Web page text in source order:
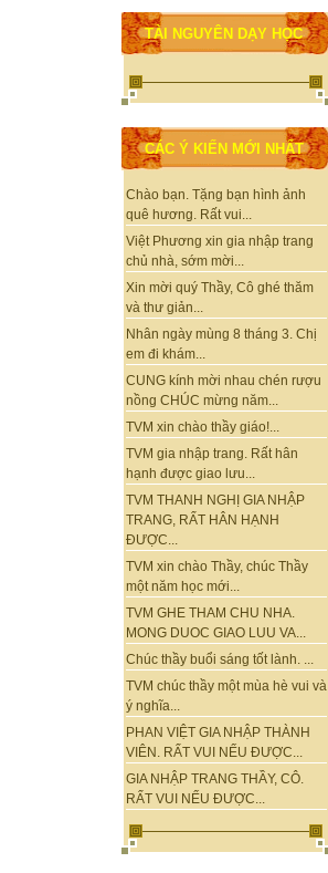
TÀI NGUYÊN DẠY HỌC
CÁC Ý KIẾN MỚI NHẤT
Chào bạn. Tặng bạn hình ảnh
quê hương. Rất vui...
Việt Phương xin gia nhập trang
chủ nhà, sớm mời...
Xin mời quý Thầy, Cô ghé thăm
và thư giản...
Nhân ngày mùng 8 tháng 3. Chị
em đi khám...
CUNG kính mời nhau chén rượu
nồng CHÚC mừng năm...
TVM xin chào thầy giáo!...
TVM gia nhập trang. Rất hân
hạnh được giao lưu...
TVM THANH NGHỊ GIA NHẬP
TRANG, RẤT HÂN HẠNH
ĐƯỢC...
TVM xin chào Thầy, chúc Thầy
một năm học mới...
TVM GHE THAM CHU NHA.
MONG DUOC GIAO LUU VA...
Chúc thầy buổi sáng tốt lành. ...
TVM chúc thầy một mùa hè vui và
ý nghĩa...
PHAN VIỆT GIA NHẬP THÀNH
VIÊN. RẤT VUI NẾU ĐƯỢC...
GIA NHẬP TRANG THẦY, CÔ.
RẤT VUI NẾU ĐƯỢC...